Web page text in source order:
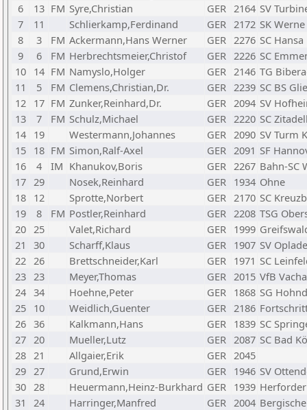
6
13 FM Syre,Christian GER 2164 SV
7
11 Schlierkamp,Ferdinand GER 2172 SK Werne
8
3 FM Ackermann,Hans Werner GER 2276 SC
9
6 FM Herbrechtsmeier,Christof GER 2226 SC
10 14 FM Namyslo,Holger GER 2146 TG
11
5 FM Clemens,Christian,Dr. GER 2239 SC BS
12 17 FM Zunker,Reinhard,Dr. GER 2094 SV
13
7 FM Schulz,Michael GER 2220 SC
14 19 Westermann,Johannes GER 2090 SV Turm
15 18 FM Simon,Ralf-Axel GER 2091 SF
16
4 IM Khanukov,Boris GER 2267 Bahn-SC
17 29 Nosek,Reinhard GER 1934 Ohne
18 12 Sprotte,Norbert GER 2170 SC
19
8 FM Postler,Reinhard GER 2208 TSG
20 25 Valet,Richard GER 1999
21
30 Scharff,Klaus GER 1907 SV
22 26 Brettschneider,Karl GER 1971 SC
23 23 Meyer,Thomas GER 2015 VfB Vacha
24 34 Hoehne,Peter GER 1868 SG
25 10 Weidlich,Guenter GER 2186
26 36 Kalkmann,Hans GER 1839 SC
27 20 Mueller,Lutz GER 2087 SC Bad
28 21 Allgaier,Erik GER 2045
29 27 Grund,Erwin GER 1946 SV
30 28 Heuermann,Heinz-Burkhard GER 1939
31
24 Harringer,Manfred GER 2004